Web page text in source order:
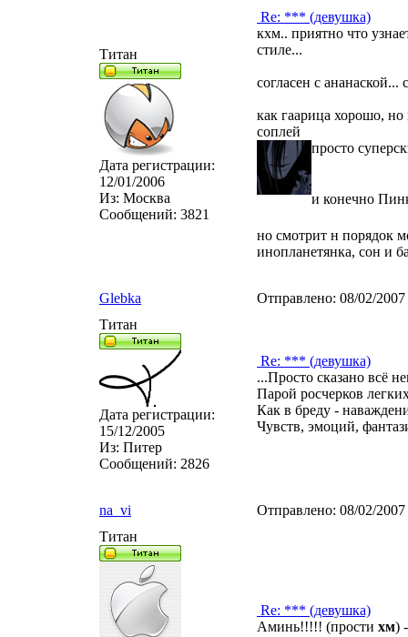
Титан
Дата регистрации:
12/01/2006
Из: Москва
Сообщений: 3821
Re: *** (девушка)
кхм.. приятно что
стиле...
согласен с ананаской...
как гаарица хорошо,
соплей
просто
и конечно
но смотрит н порядок
инопланетянка, сон и
Glebka Отправлено: 08/02/
Титан
Дата регистрации:
15/12/2005
Из: Питер
Сообщений: 2826
Re: *** (девушка)
...Просто сказано всё
Парой росчерков
Как в бреду -
Чувств, эмоций,
na_vi Отправлено: 08/02/
Титан
Re: *** (девушка)
Аминь!!!!! (прости хм)